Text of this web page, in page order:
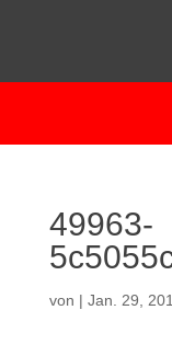
49963-
von | Jan. 29,